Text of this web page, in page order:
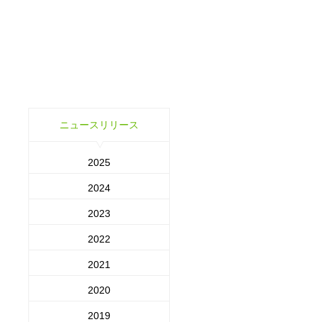
ニュースリリース
2025
2024
2023
2022
2021
2020
2019